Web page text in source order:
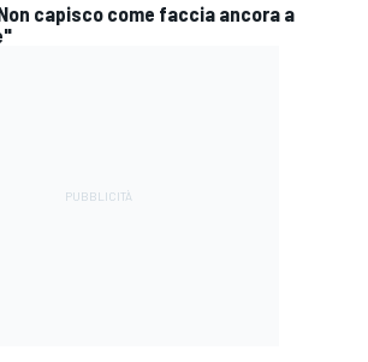
capisco come faccia ancora a